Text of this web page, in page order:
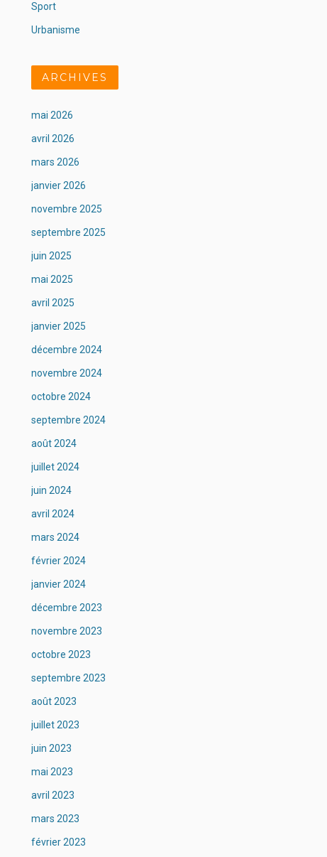
Sport
Urbanisme
ARCHIVES
mai 2026
avril 2026
mars 2026
janvier 2026
novembre 2025
septembre 2025
juin 2025
mai 2025
avril 2025
janvier 2025
décembre 2024
novembre 2024
octobre 2024
septembre 2024
août 2024
juillet 2024
juin 2024
avril 2024
mars 2024
février 2024
janvier 2024
décembre 2023
novembre 2023
octobre 2023
septembre 2023
août 2023
juillet 2023
juin 2023
mai 2023
avril 2023
mars 2023
février 2023